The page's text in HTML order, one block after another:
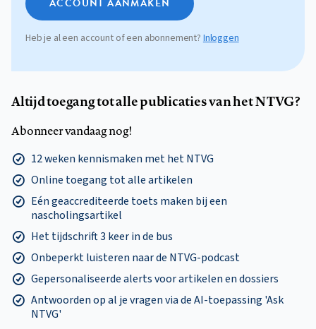
ACCOUNT AANMAKEN
Heb je al een account of een abonnement? Inloggen
Altijd toegang tot alle publicaties van het NTVG?
Abonneer vandaag nog!
12 weken kennismaken met het NTVG
Online toegang tot alle artikelen
Eén geaccrediteerde toets maken bij een
nascholingsartikel
Het tijdschrift 3 keer in de bus
Onbeperkt luisteren naar de NTVG-podcast
Gepersonaliseerde alerts voor artikelen en dossiers
Antwoorden op al je vragen via de AI-toepassing 'Ask
NTVG'